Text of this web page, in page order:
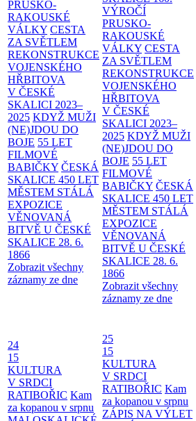
PRUSKO-
RAKOUSKÉ
VÁLKY CESTA
ZA SVĚTLEM
REKONSTRUKCE
VOJENSKÉHO
HŘBITOVA
V ČESKÉ
SKALICI 2023–
2025 KDYŽ MUŽI
(NE)JDOU DO
BOJE 55 LET
FILMOVÉ
BABIČKY ČESKÁ
SKALICE 450 LET
MĚSTEM STÁLÁ
EXPOZICE
VĚNOVANÁ
BITVĚ U ČESKÉ
SKALICE 28. 6.
1866
Zobrazit všechny
záznamy ze dne
VÝROČÍ
PRUSKO-
RAKOUSKÉ
VÁLKY CESTA
ZA SVĚTLEM
REKONSTRUKCE
VOJENSKÉHO
HŘBITOVA
V ČESKÉ
SKALICI 2023–
2025 KDYŽ MUŽI
(NE)JDOU DO
BOJE 55 LET
FILMOVÉ
BABIČKY ČESKÁ
SKALICE 450 LET
MĚSTEM STÁLÁ
EXPOZICE
VĚNOVANÁ
BITVĚ U ČESKÉ
SKALICE 28. 6.
1866
Zobrazit všechny
záznamy ze dne
24
15
KULTURA
V SRDCI
RATIBOŘIC Kam
za kopanou v srpnu
25
15
KULTURA
V SRDCI
RATIBOŘIC Kam
za kopanou v srpnu
ZÁPIS NA VÝLET